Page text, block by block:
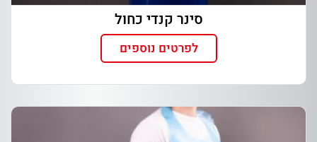
סינר קנדי כחול
לפרטים נוספים